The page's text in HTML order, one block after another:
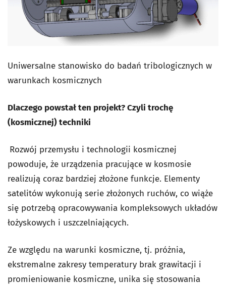
Uniwersalne stanowisko do badań tribologicznych w
warunkach kosmicznych
Dlaczego powstał ten projekt? Czyli trochę
(kosmicznej) techniki
Rozwój przemysłu i technologii kosmicznej
powoduje, że urządzenia pracujące w kosmosie
realizują coraz bardziej złożone funkcje. Elementy
satelitów wykonują serie złożonych ruchów, co wiąże
się potrzebą opracowywania kompleksowych układów
łożyskowych i uszczelniających.
Ze względu na warunki kosmiczne, tj. próżnia,
ekstremalne zakresy temperatury brak grawitacji i
promieniowanie kosmiczne, unika się stosowania